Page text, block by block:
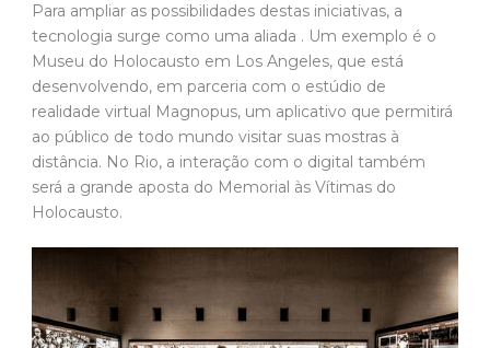
Para ampliar as possibilidades destas iniciativas, a
tecnologia surge como uma aliada . Um exemplo é o
Museu do Holocausto em Los Angeles, que está
desenvolvendo, em parceria com o estúdio de
realidade virtual Magnopus, um aplicativo que permitirá
ao público de todo mundo visitar suas mostras à
distância. No Rio, a interação com o digital também
será a grande aposta do Memorial às Vítimas do
Holocausto.